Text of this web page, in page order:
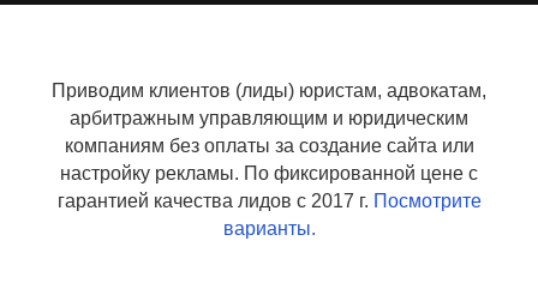
Приводим клиентов (лиды) юристам, адвокатам,
арбитражным управляющим и юридическим
компаниям без оплаты за создание сайта или
настройку рекламы. По фиксированной цене с
гарантией качества лидов с 2017 г. Посмотрите
варианты.